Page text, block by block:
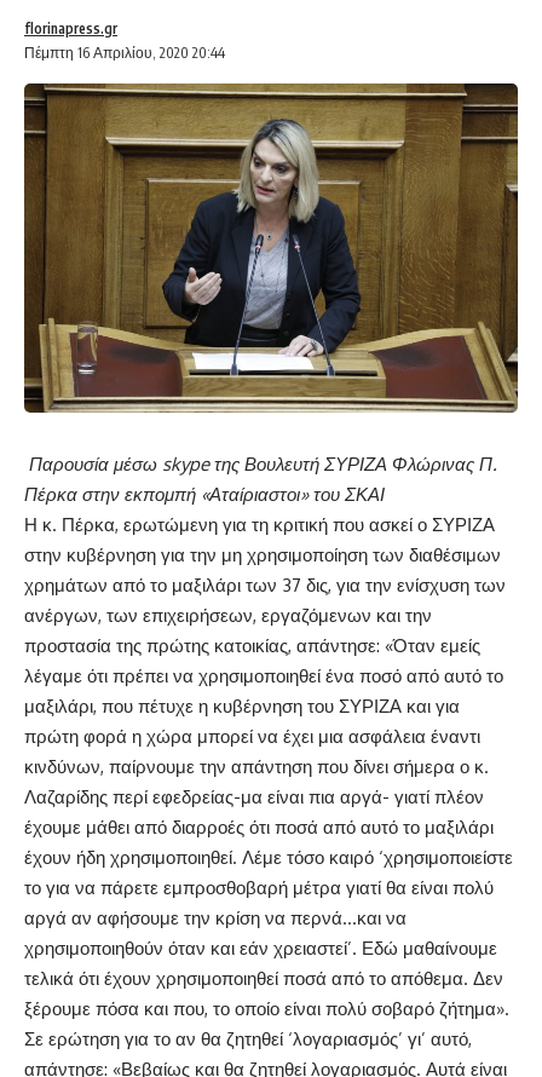
Πέμπτη 16 Απριλίου, 2020 20:44
florinapress.gr
Παρουσία μέσω skypeτης Βουλευτή ΣΥΡΙΖΑ Φλώρινας Π.
Πέρκα στην εκπομπή «Αταίριαστοι» του ΣΚΑΙ
Η κ. Πέρκα, ερωτώμενη για τη κριτική που ασκεί ο ΣΥΡΙΖΑ
στην κυβέρνηση για την μη χρησιμοποίηση των διαθέσιμων
χρημάτων από το μαξιλάρι των 37 δις, για την ενίσχυση των
ανέργων, των επιχειρήσεων, εργαζόμενων και την
προστασία της πρώτης κατοικίας, απάντησε: «Όταν εμείς
λέγαμε ότι πρέπει να χρησιμοποιηθεί ένα ποσό από αυτό το
μαξιλάρι, που πέτυχε η κυβέρνηση του ΣΥΡΙΖΑ και για
πρώτη φορά η χώρα μπορεί να έχει μια ασφάλεια έναντι
κινδύνων, παίρνουμε την απάντηση που δίνει σήμερα ο κ.
Λαζαρίδης περί εφεδρείας-μα είναι πια αργά- γιατί πλέον
έχουμε μάθει από διαρροές ότι ποσά από αυτό το μαξιλάρι
έχουν ήδη χρησιμοποιηθεί. Λέμε τόσο καιρό ‘χρησιμοποιείστε
το για να πάρετε εμπροσθοβαρή μέτρα γιατί θα είναι πολύ
αργά αν αφήσουμε την κρίση να περνά…και να
χρησιμοποιηθούν όταν και εάν χρειαστεί’. Εδώ μαθαίνουμε
τελικά ότι έχουν χρησιμοποιηθεί ποσά από το απόθεμα. Δεν
ξέρουμε πόσα και που, το οποίο είναι πολύ σοβαρό ζήτημα».
Σε ερώτηση για το αν θα ζητηθεί ‘λογαριασμός’ γι’ αυτό,
απάντησε: «Βεβαίως και θα ζητηθεί λογαριασμός. Αυτά είναι